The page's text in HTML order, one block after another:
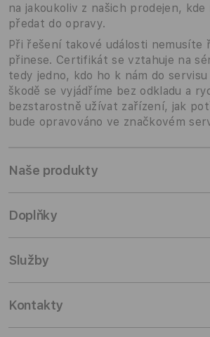
na jakoukoliv z našich prodejen,
předat do opravy.
Při řešení takové události nemusíte
přinese. Certifikát se vztahuje na
tedy jedno, kdo ho k nám do servisu
škodě se vyjádříme bez odkladu a
bezstarostně užívat zařízení, jak
bude opravováno ve značkovém
Naše produkty
iPhone
AirPods
Doplňky
Doplňky pro Mac
Doplňky pro iPhone
Služby
Pronájem
Kontakty